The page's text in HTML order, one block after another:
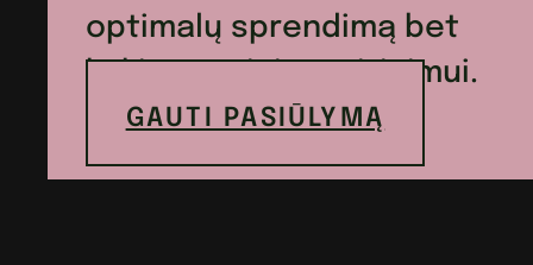
optimalų sprendimą bet
kokio renginio maitinimui.
GAUTI PASIŪLYMĄ